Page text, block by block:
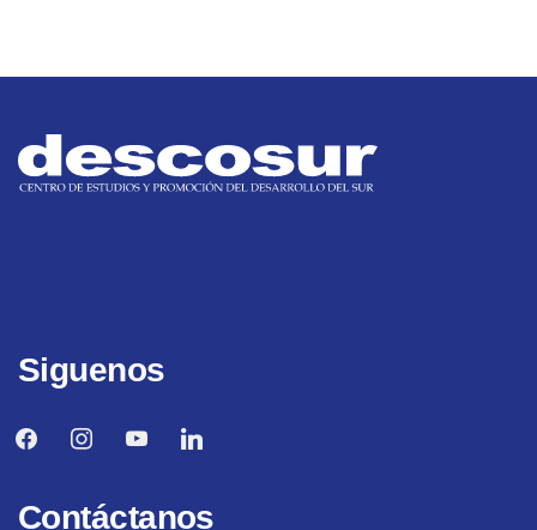
Siguenos
facebookinstagramyoutubelinkedin
Contáctanos